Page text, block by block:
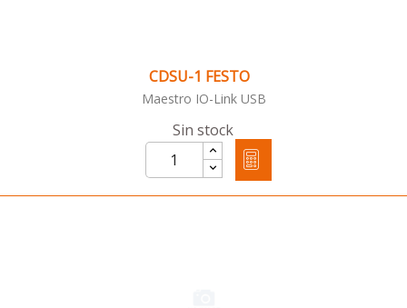
CDSU-1 FESTO
Maestro IO-Link USB
Sin stock